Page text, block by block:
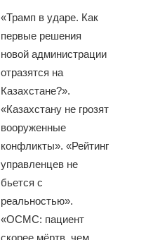
«Трамп в ударе. Как
первые решения
новой администрации
отразятся на
Казахстане?».
«Казахстану не грозят
вооруженные
конфликты». «Рейтинг
управленцев не
бьется с
реальностью».
«ОСМС: пациент